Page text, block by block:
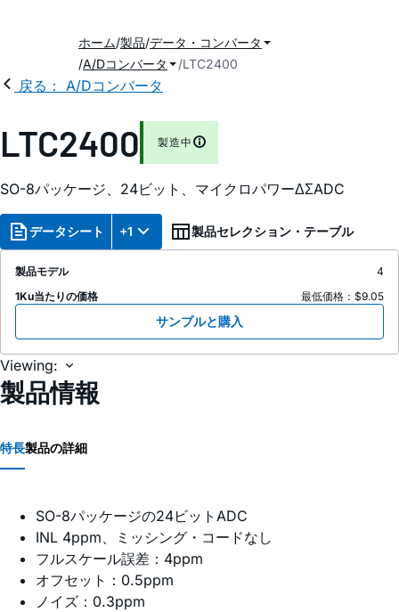
ホーム 製品 データ・コンバータ
A/Dコンバータ
LTC2400
戻る： A/Dコンバータ
LTC2400 製造中
SO-8パッケージ、24ビット、マイクロパワーΔΣADC
データシート +1 製品セレクション・テーブル
製品モデル
4
1Ku当たりの価格
最低価格：$9.05
サンプルと購入
Viewing:
製品情報
特長製品の詳細
SO-8パッケージの24ビットADC
INL 4ppm、ミッシング・コードなし
フルスケール誤差：4ppm
オフセット：0.5ppm
ノイズ：0.3ppm